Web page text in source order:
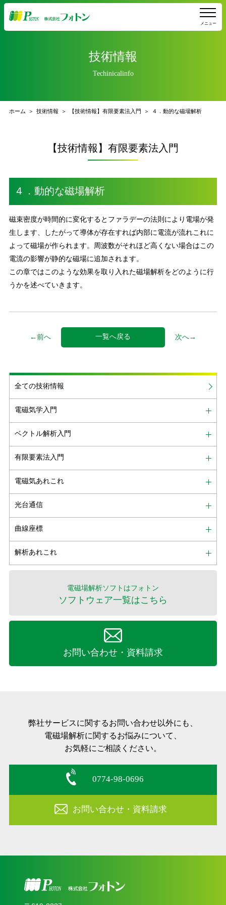
メニュー
技術情報
Techinicalinfo
ホーム 技術情報 【技術情報】有限要素法入門 ４．動的な磁場解析
【技術情報】有限要素法入門
４．動的な磁場解析
磁束密度が時間的に変化するとファラデーの法則により電場が発
生します、したがって導体が存在すれば内部に電流が流れこれに
よって磁場が作られます。周波数がそれほど高くない場合はこの
電流の影響が静的な磁場に追加されます。
この章ではこのような効果を取り入れた磁場解析をどのように行
うかを述べていきます。
←前へ 一覧へ戻る 次へ→
全ての技術情報
電磁気学入門
ベクトル解析入門
有限要素法入門
電磁気あれこれ
光台通信
曲線座標
解析あれこれ
電磁場解析ソフトはフォトン
ソフトウェア一覧はこちら
お問い合わせ・資料請求
弊社サービスに関するお問い合わせ以外にも、
電磁場解析に関するお悩みについて、
お気軽にご相談ください。
0774-98-0696
お問い合わせ・資料請求